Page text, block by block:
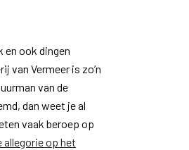
en ook dingen
van Vermeer is zo’n
van de
dan weet je al
vaak beroep op
allegorie op het